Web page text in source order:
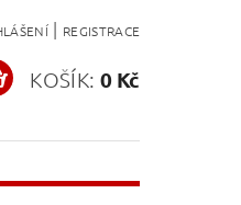
| REGISTRACE
KOŠÍK: 0 Kč